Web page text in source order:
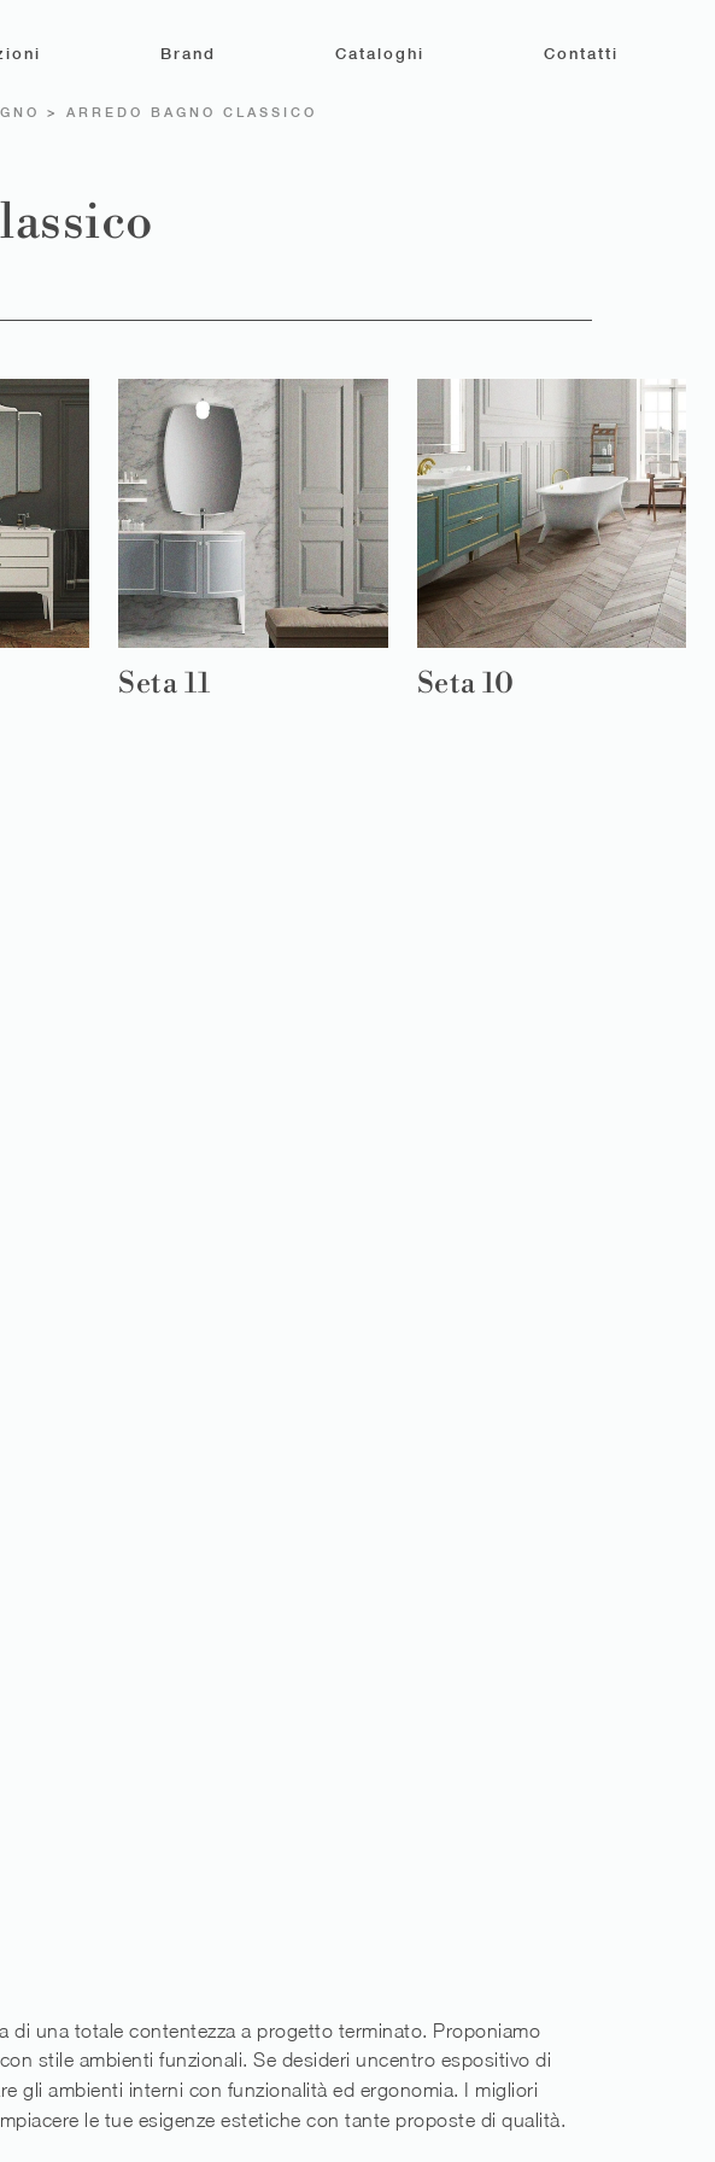
Brand Cataloghi Contatti
> ARREDO BAGNO CLASSICO
Seta 11 Seta 10
di una totale contentezza a progetto terminato. Proponiamo
stile ambienti funzionali. Se desideri uncentro espositivo di
gli ambienti interni con funzionalità ed ergonomia. I migliori
le tue esigenze estetiche con tante proposte di qualità.